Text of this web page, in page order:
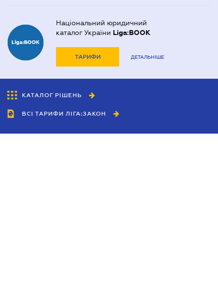
Національний юридичний
каталог України Liga:BOOK
ТАРИФИ ДЕТАЛЬНІШЕ
КАТАЛОГ РІШЕНЬ
ВСІ ТАРИФИ ЛІГА:ЗАКОН